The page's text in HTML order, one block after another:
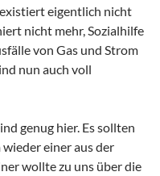
eigentlich nicht
nicht mehr, Sozialhilfe
von Gas und Strom
nun auch voll
genug hier. Es sollten
einer aus der
wollte zu uns über die